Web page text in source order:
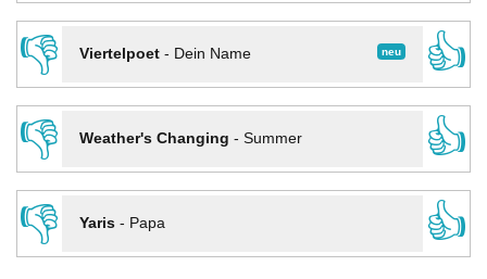
👎
neu
Viertelpoet- Dein Name
👍
👎
Weather's Changing - Summer
👍
👎
Yaris- Papa 👍